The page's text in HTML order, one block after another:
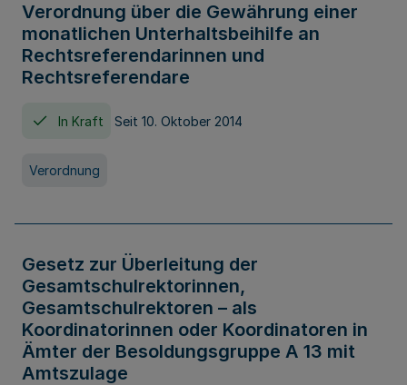
Verordnung über die Gewährung einer
monatlichen Unterhaltsbeihilfe an
Rechtsreferendarinnen und
Rechtsreferendare
In Kraft Seit 10. Oktober 2014
Verordnung
Gesetz zur Überleitung der
Gesamtschulrektorinnen,
Gesamtschulrektoren – als
Koordinatorinnen oder Koordinatoren in
Ämter der Besoldungsgruppe A 13 mit
Amtszulage